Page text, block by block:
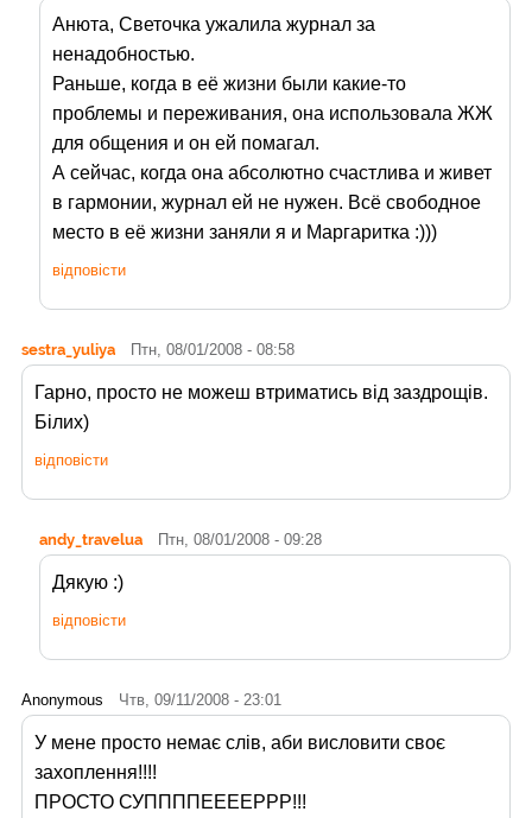
Анюта, Светочка ужалила журнал за
ненадобностью.
Раньше, когда в её жизни были какие-то
проблемы и переживания, она использовала ЖЖ
для общения и он ей помагал.
А сейчас, когда она абсолютно счастлива и живет
в гармонии, журнал ей не нужен. Всё свободное
место в её жизни заняли я и Маргаритка :)))
відповісти
sestra_yuliya Птн, 08/01/2008 - 08:58
Гарно, просто не можеш втриматись від заздрощів.
Білих)
відповісти
andy_travelua Птн, 08/01/2008 - 09:28
Дякую :)
відповісти
Anonymous Чтв, 09/11/2008 - 23:01
У мене просто немає слів, аби висловити своє
захоплення!!!!
ПРОСТО СУППППЕЕЕЕРРР!!!